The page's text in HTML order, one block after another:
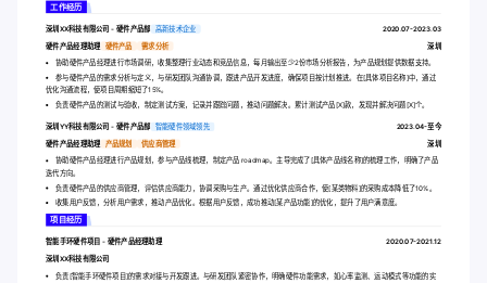
工作经历
深圳XX科技有限公司 - 硬件产品部 高新技术企业
2020.07-2023.03
硬件产品经理助理
硬件产品 需求分析 深圳
协助硬件产品经理进行市场调研，收集整理行业动态和竞品信息，每月输出至少2份市场分析报告，为产品规划提供数据支持。
参与硬件产品的需求分析与定义，与研发团队沟通协调，跟进产品开发进度，确保项目按计划推进。在[具体项目名称]中，通过
优化沟通流程，使项目周期缩短了15%。
负责硬件产品的测试与验收，制定测试方案，记录并跟踪问题，推动问题解决。累计测试产品[X]款，发现并解决问题[X]个。
深圳YY科技有限公司 - 硬件产品部 智能硬件领域领先 2023.04-至今
硬件产品经理助理 产品规划 供应商管理
深圳
协助硬件产品经理进行产品规划，参与产品线梳理，制定产品 roadmap。主导完成了[具体产品线名称]的梳理工作，明确了产品
迭代方向。
负责硬件产品的供应商管理，评估供应商能力，协调采购与生产。通过优化供应商合作，使[某类物料]的采购成本降低了10%。
收集用户反馈，分析用户需求，推动产品优化。根据用户反馈，成功推动[某产品功能]的优化，提升了用户满意度。
项目经历
智能手环硬件项目 - 硬件产品经理助理 2020.07-2021.12
深圳XX科技有限公司
负责[智能手环硬件项目]的需求对接与开发跟进。与研发团队紧密协作，明确硬件功能需求，如心率监测、运动模式等功能的实